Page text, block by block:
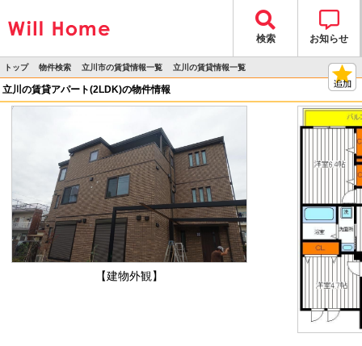
検索 お知らせ
トップ
>
物件検索
>
立川市の賃貸情報一覧
>
立川の賃貸情報一覧
>
立川の賃貸アパート(2LDK)の物件情報
【建物外観】